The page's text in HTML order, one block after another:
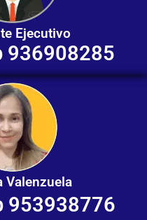
Ejecutivo
936908285
Valenzuela
953938776